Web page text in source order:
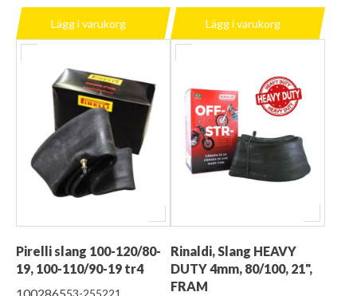
Lägg i varukorg Lägg i varukorg
Pirelli slang 100-120/80-
19, 100-110/90-19 tr4
100286553-255221
Rinaldi, Slang HEAVY
DUTY 4mm, 80/100, 21",
FRAM